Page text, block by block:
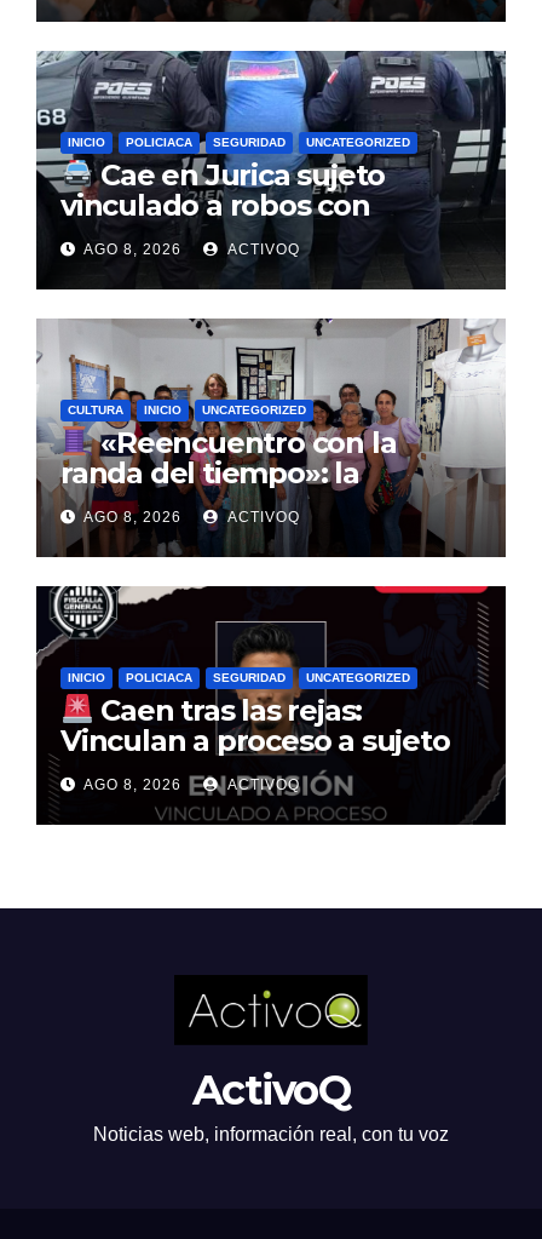
INICIO POLICIACA SEGURIDAD UNCATEGORIZED
Cae en Jurica sujeto
vinculado a robos con
violencia en negocios de
Querétaro y Guanajuato
AGO 8, 2026 ACTIVOQ
CULTURA INICIO UNCATEGORIZED
«Reencuentro con la
randa del tiempo»: la
tradición textil que entrelaza
la historia de la Sierra Gorda
AGO 8, 2026 ACTIVOQ
INICIO POLICIACA SEGURIDAD UNCATEGORIZED
Caen tras las rejas:
Vinculan a proceso a sujeto
por multimillonario atraco en
Santa Rosa Jáuregui
AGO 8, 2026 ACTIVOQ
ActivoQ
Noticias web, información real, con tu voz